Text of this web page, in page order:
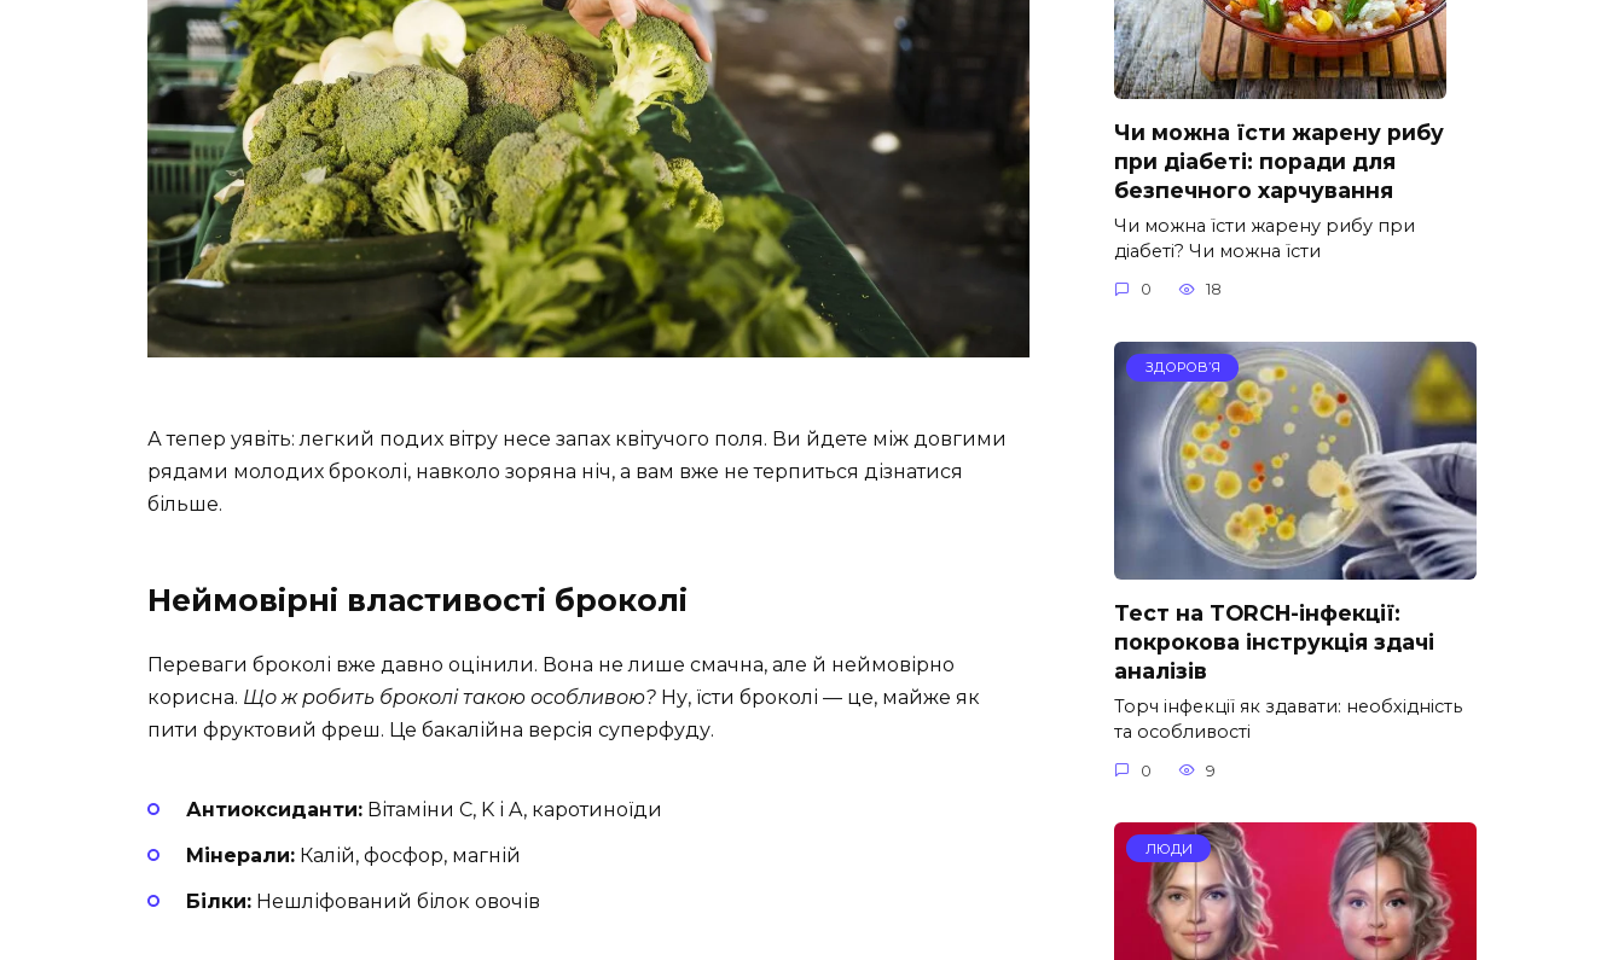
А тепер уявіть: легкий подих вітру несе запах квітучого поля. Ви йдете між довгими
рядами молодих броколі, навколо зоряна ніч, а вам вже не терпиться дізнатися
більше.
Неймовірні властивості броколі
Переваги броколі вже давно оцінили. Вона не лише смачна, але й неймовірно
корисна. Що ж робить броколі такою особливою? Ну, їсти броколі — це, майже як
пити фруктовий фреш. Це бакалійна версія суперфуду.
Антиоксиданти: Вітаміни C, K і A, каротиноїди
Мінерали: Калій, фосфор, магній
Білки: Нешліфований білок овочів
Чи можна їсти жарену рибу
при діабеті: поради для
безпечного харчування
Чи можна їсти жарену рибу при
діабеті? Чи можна їсти
0 18
ЗДОРОВ’Я
Тест на TORCH-інфекції:
покрокова інструкція здачі
аналізів
Торч інфекції як здавати: необхідність
та особливості
0 9
ЛЮДИ